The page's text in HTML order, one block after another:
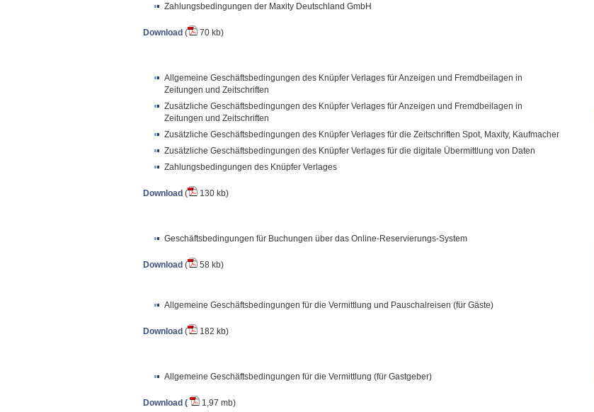
Zahlungsbedingungen der Maxity Deutschland GmbH
Download ( 70 kb)
Allgemeine Geschäftsbedingungen des Knüpfer Verlages für Anzeigen und Fremdbeilagen in
Zeitungen und Zeitschriften
Zusätzliche Geschäftsbedingungen des Knüpfer Verlages für Anzeigen und Fremdbeilagen in
Zeitungen und Zeitschriften
Zusätzliche Geschäftsbedingungen des Knüpfer Verlages für die Zeitschriften Spot, Maxity, Kaufmacher
Zusätzliche Geschäftsbedingungen des Knüpfer Verlages für die digitale Übermittlung von Daten
Zahlungsbedingungen des Knüpfer Verlages
Download ( 130 kb)
Geschäftsbedingungen für Buchungen über das Online-Reservierungs-System
Download ( 58 kb)
Allgemeine Geschäftsbedingungen für die Vermittlung und Pauschalreisen (für Gäste)
Download ( 182 kb)
Allgemeine Geschäftsbedingungen für die Vermittlung (für Gastgeber)
Download ( 1,97 mb)